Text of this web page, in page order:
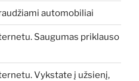
automobiliai
Saugumas priklauso
Vykstate į užsienį,